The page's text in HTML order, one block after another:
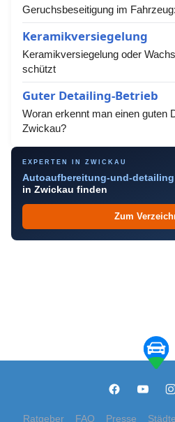
Geruchsbeseitigung im
Keramikversiegelung
Keramikversiegelung oder
schützt
Guter Detailing-Betrieb
Woran erkennt man einen guten
Zwickau?
EXPERTEN IN ZWICKAU
Autoaufbereitung-und-detailing
in Zwickau finden
Zum
Ratgeber FAQ Presse Städte